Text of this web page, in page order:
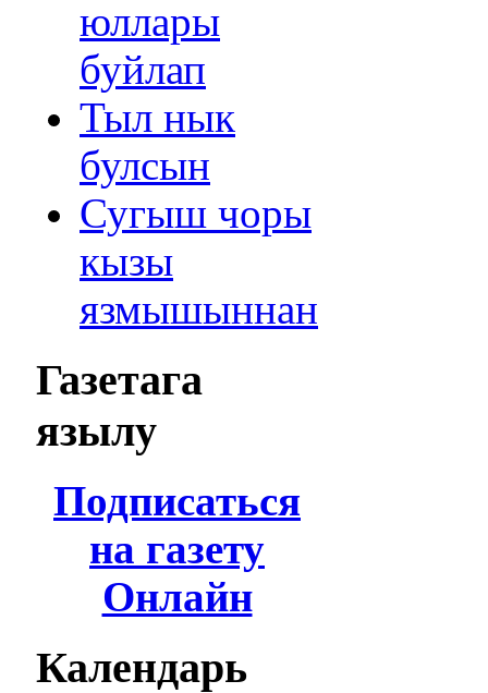
юллары
буйлап
Тыл нык
булсын
Сугыш чоры
кызы
язмышыннан
Газетага
язылу
Подписаться
на газету
Онлайн
Календарь